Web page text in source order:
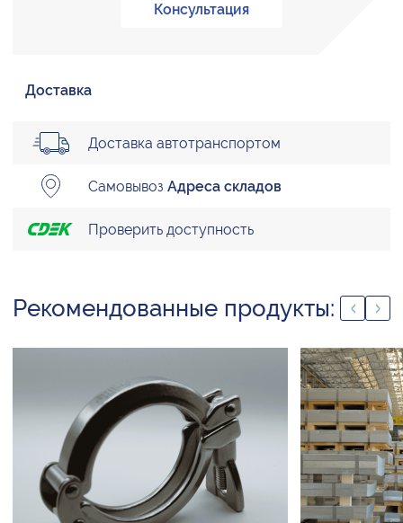
Консультация
Доставка
Доставка автотранспортом
Самовывоз Адреса складов
Проверить доступность
Рекомендованные продукты: